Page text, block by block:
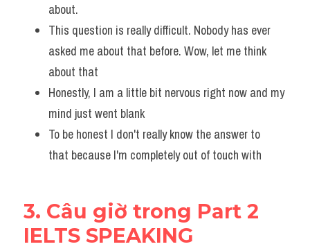
about.
This question is really difficult. Nobody has ever
asked me about that before. Wow, let me think
about that
Honestly, I am a little bit nervous right now and my
mind just went blank
To be honest I don't really know the answer to
that because I'm completely out of touch with
3. Câu giờ trong Part 2
IELTS SPEAKING